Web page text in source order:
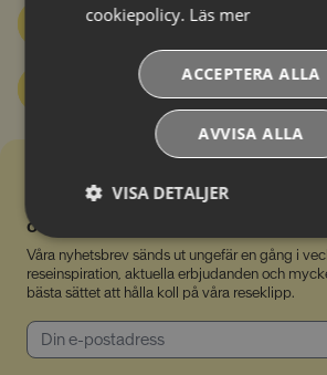
Ring oss på 0771-20 20 20
Maila info@alpresor.se
Prenumerera på vårt nyhetsbrev
och våra bästa erbjudanden
Våra nyhetsbrev sänds ut ungefär en gång i
reseinspiration, aktuella erbjudanden och
bästa sättet att hålla koll på våra reseklipp.
cookiepolicy. Läs mer
ACCEPTERA ALLA
AVVISA ALLA
VISA DETALJER
Absolut
nödvändiga
cookies
Riktade cookies